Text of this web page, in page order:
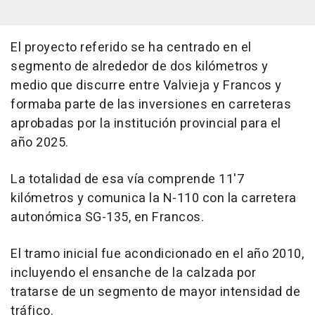
El proyecto referido se ha centrado en el
segmento de alrededor de dos kilómetros y
medio que discurre entre Valvieja y Francos y
formaba parte de las inversiones en carreteras
aprobadas por la institución provincial para el
año 2025.
La totalidad de esa vía comprende 11'7
kilómetros y comunica la N-110 con la carretera
autonómica SG-135, en Francos.
El tramo inicial fue acondicionado en el año 2010,
incluyendo el ensanche de la calzada por
tratarse de un segmento de mayor intensidad de
tráfico.